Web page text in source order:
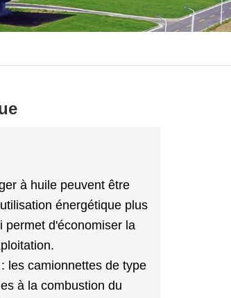
à huile peuvent être
énergétique plus
permet d'économiser la
les camionnettes de type
à la combustion du